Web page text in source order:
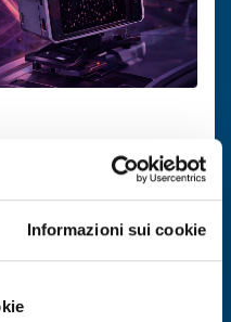
Informazioni sui cookie
per
e security